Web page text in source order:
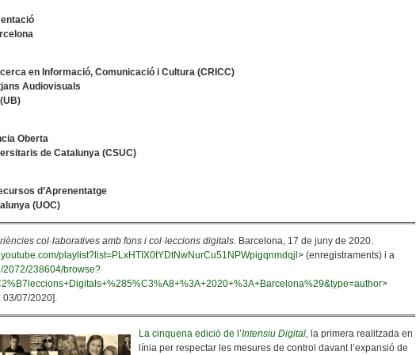
en Informació, Comunicació i Cultura (CRICC)
Audiovisuals
Oberta
de Catalunya (CSUC)
d’Aprenentatge
(UOC)
col·laboratives amb fons i col·leccions digitals. Barcelona, 17 de juny de 2020.
playlist?list=PLxHTIX0tYDtNwNurCu51NPWpigqnmdqjl > (enregistraments) i a
2072/238604/browse?
>
03/07/2020].
La cinquena edició de l’Intensiu Digital, la primera realitzada en
línia per respectar les mesures de control davant l’expansió de